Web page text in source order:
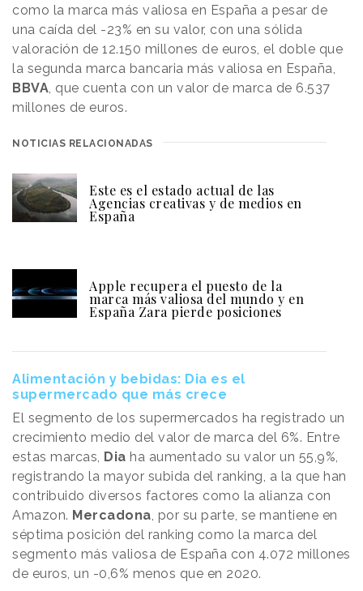
como la marca más valiosa en España a pesar de
una caída del -23% en su valor, con una sólida
valoración de 12.150 millones de euros, el doble que
la segunda marca bancaria más valiosa en España,
BBVA, que cuenta con un valor de marca de 6.537
millones de euros.
NOTICIAS RELACIONADAS
Este es el estado actual de las
Agencias creativas y de medios en
España
Apple recupera el puesto de la
marca más valiosa del mundo y en
España Zara pierde posiciones
Alimentación y bebidas: Dia es el
supermercado que más crece
El segmento de los supermercados ha registrado un
crecimiento medio del valor de marca del 6%. Entre
estas marcas, Dia ha aumentado su valor un 55,9%,
registrando la mayor subida del ranking, a la que han
contribuido diversos factores como la alianza con
Amazon. Mercadona, por su parte, se mantiene en
séptima posición del ranking como la marca del
segmento más valiosa de España con 4.072 millones
de euros, un -0,6% menos que en 2020.